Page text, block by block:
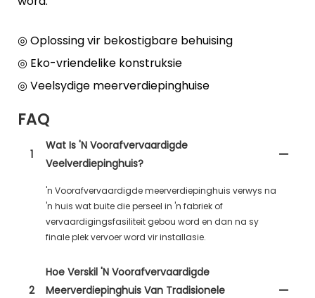
◎ Oplossing vir bekostigbare behuising
◎ Eko-vriendelike konstruksie
◎ Veelsydige meerverdiepinghuise
FAQ
1
Wat Is 'n Voorafvervaardigde
Veelverdiepinghuis?
'n Voorafvervaardigde meerverdiepinghuis verwys na
'n huis wat buite die perseel in 'n fabriek of
vervaardigingsfasiliteit gebou word en dan na sy
finale plek vervoer word vir installasie.
2
Hoe Verskil 'n Voorafvervaardigde
Meerverdiepinghuis Van Tradisionele